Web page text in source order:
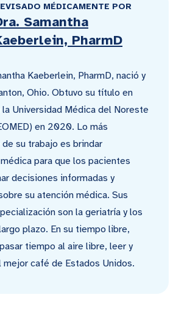
MÉDICAMENTE POR
Samantha
PharmD
Kaeberlein, PharmD, nació y
Ohio. Obtuvo su título en
la Universidad Médica del Noreste
en 2020. Lo más
su trabajo es brindar
para que los pacientes
decisiones informadas y
su atención médica. Sus
son la geriatría y los
plazo. En su tiempo libre,
tiempo al aire libre, leer y
mejor café de Estados Unidos.